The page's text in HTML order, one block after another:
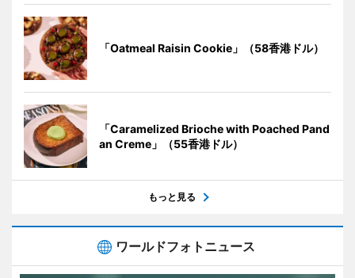
「Oatmeal Raisin Cookie」（58香港ドル）
「Caramelized Brioche with Poached Pand
an Creme」（55香港ドル）
もっと見る
ワールドフォトニュース